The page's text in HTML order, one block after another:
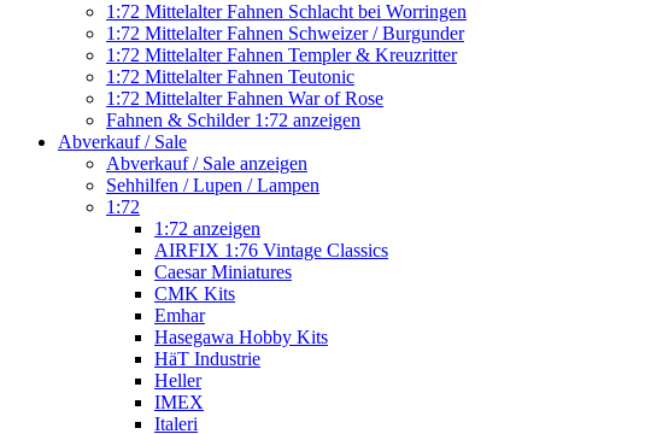
1:72 Mittelalter Fahnen Schlacht bei Worringen
1:72 Mittelalter Fahnen Schweizer / Burgunder
1:72 Mittelalter Fahnen Templer & Kreuzritter
1:72 Mittelalter Fahnen Teutonic
1:72 Mittelalter Fahnen War of Rose
Fahnen & Schilder 1:72 anzeigen
Abverkauf / Sale
Abverkauf / Sale anzeigen
Sehhilfen / Lupen / Lampen
1:72
1:72 anzeigen
AIRFIX 1:76 Vintage Classics
Caesar Miniatures
CMK Kits
Emhar
Hasegawa Hobby Kits
HäT Industrie
Heller
IMEX
Italeri